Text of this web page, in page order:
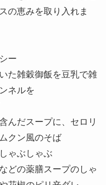
た雑穀御飯を豆乳で雑
ネルを
んだスープに、セロリ
クン風のそば
ゃぶしゃぶ
どの薬膳スープのしゃ
花椒のピリ辛ダレ
動かし、東洋医学を